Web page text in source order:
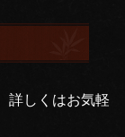
詳しくはお気軽